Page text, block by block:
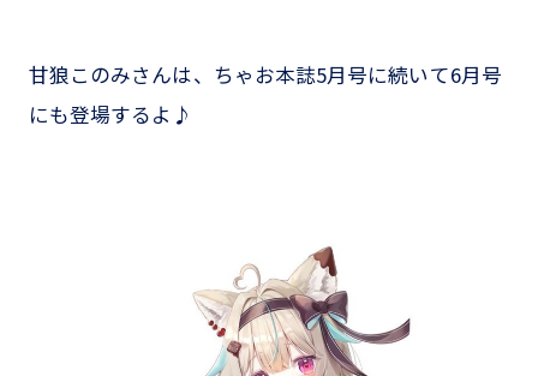
甘狼このみさんは、ちゃお本誌5月号に続いて6月号
にも登場するよ♪